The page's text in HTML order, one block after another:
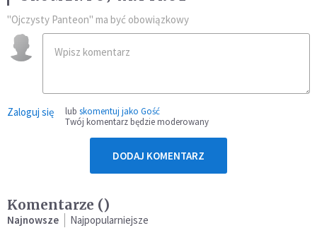
"Ojczysty Panteon" ma być obowiązkowy
Zaloguj się lub skomentuj jako Gość
Twój komentarz będzie moderowany
DODAJ KOMENTARZ
Komentarze ()
Najnowsze Najpopularniejsze